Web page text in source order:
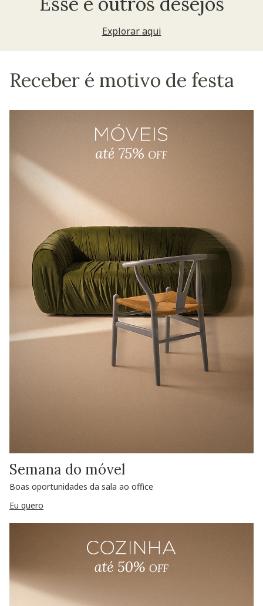
Explorar aqui
Receber é motivo de festa
Semana do móvel
Boas oportunidades da sala ao office
Eu quero